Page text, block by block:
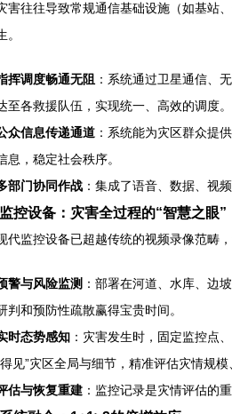
害往往导致常规通信基础设施（如基站
。
挥调度畅通无阻 ：系统通过卫星通信、
至各救援队伍，实现统一、高效的调度。
众信息传递通道 ：系统能为灾区群众提
息，稳定社会秩序。
部门协同作战 ：集成了语音、数据、视
控设备：灾害全过程的“智慧之眼”
代监控设备已超越传统的视频录像范畴
警与风险监测 ：部署在河道、水库、边
判和预防性疏散赢得宝贵时间。
时态势感知 ：灾害发生时，固定监控点
见”灾区全局与细节，精准评估灾情规
估与恢复重建 ：监控记录是灾情评估的